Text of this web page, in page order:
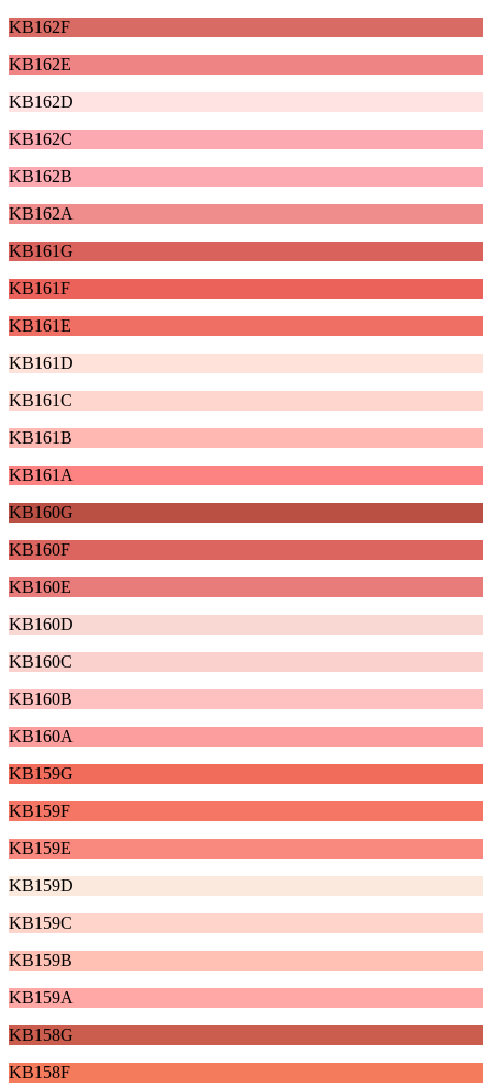
KB162F
KB162E
KB162D
KB162C
KB162B
KB162A
KB161G
KB161F
KB161E
KB161D
KB161C
KB161B
KB161A
KB160G
KB160F
KB160E
KB160D
KB160C
KB160B
KB160A
KB159G
KB159F
KB159E
KB159D
KB159C
KB159B
KB159A
KB158G
KB158F